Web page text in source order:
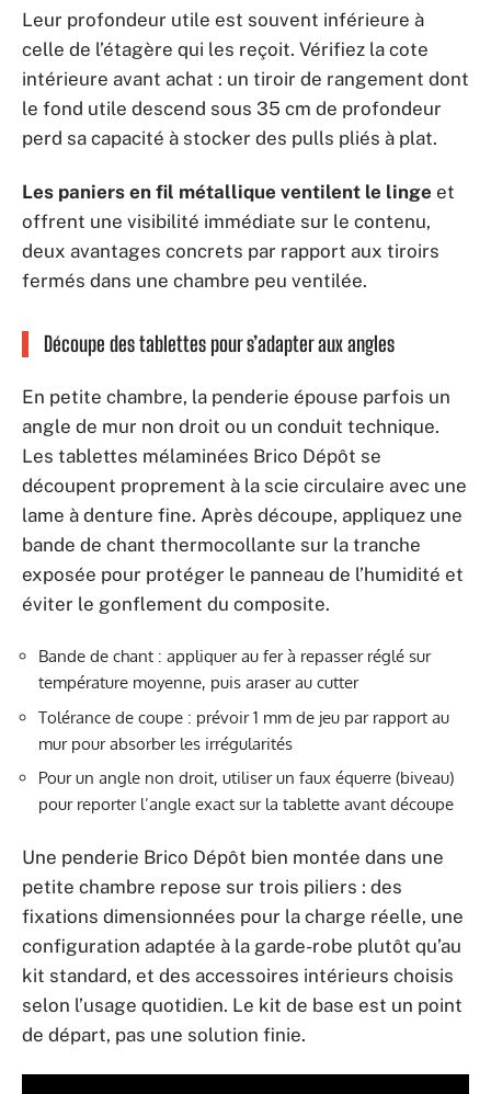
Leur profondeur utile est souvent inférieure à
celle de l’étagère qui les reçoit. Vérifiez la cote
intérieure avant achat : un tiroir de rangement dont
le fond utile descend sous 35 cm de profondeur
perd sa capacité à stocker des pulls pliés à plat.
Les paniers en fil métallique ventilent le linge et
offrent une visibilité immédiate sur le contenu,
deux avantages concrets par rapport aux tiroirs
fermés dans une chambre peu ventilée.
Découpe des tablettes pour s’adapter aux angles
En petite chambre, la penderie épouse parfois un
angle de mur non droit ou un conduit technique.
Les tablettes mélaminées Brico Dépôt se
découpent proprement à la scie circulaire avec une
lame à denture fine. Après découpe, appliquez une
bande de chant thermocollante sur la tranche
exposée pour protéger le panneau de l’humidité et
éviter le gonflement du composite.
Bande de chant : appliquer au fer à repasser réglé sur
température moyenne, puis araser au cutter
Tolérance de coupe : prévoir 1 mm de jeu par rapport au
mur pour absorber les irrégularités
Pour un angle non droit, utiliser un faux équerre (biveau)
pour reporter l’angle exact sur la tablette avant découpe
Une penderie Brico Dépôt bien montée dans une
petite chambre repose sur trois piliers : des
fixations dimensionnées pour la charge réelle, une
configuration adaptée à la garde-robe plutôt qu’au
kit standard, et des accessoires intérieurs choisis
selon l’usage quotidien. Le kit de base est un point
de départ, pas une solution finie.